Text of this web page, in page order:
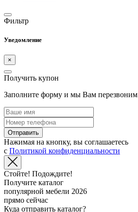
Фильтр
Уведомление
×
Получить купон
Заполните форму и мы Вам перезвоним
Отправить
Нажимая на кнопку, вы соглашаетесь
с Политикой конфиденциальности
Стойте! Подождите!
Получите каталог
популярной мебели 2026
прямо сейчас
Куда отправить каталог?